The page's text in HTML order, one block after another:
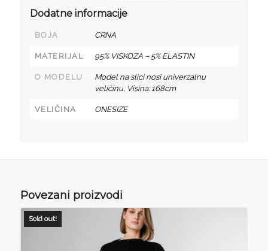
Dodatne informacije
BOJA CRNA
MATERIJAL 95% VISKOZA – 5% ELASTIN
O MODELU
Model na slici nosi univerzalnu
veličinu, Visina: 168cm
VELIČINA ONESIZE
Povezani proizvodi
Sold out!